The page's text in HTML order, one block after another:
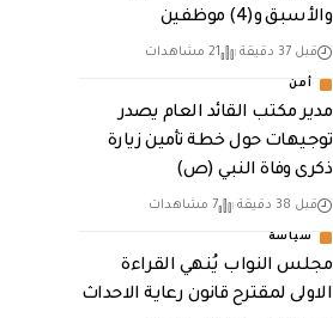
والأسبق و(4) موظفين
قبل 37 دقيقة 21 مشاهدات
أمن
مدير مكتب القائد العام يصدر
توجيهات حول خطة تأمين زيارة
ذكرى وفاة النبي (ص)
قبل 38 دقيقة 7 مشاهدات
سياسة
مجلس النواب يُنهي القراءة
الاولى لمقترح قانون رعاية الاحداث